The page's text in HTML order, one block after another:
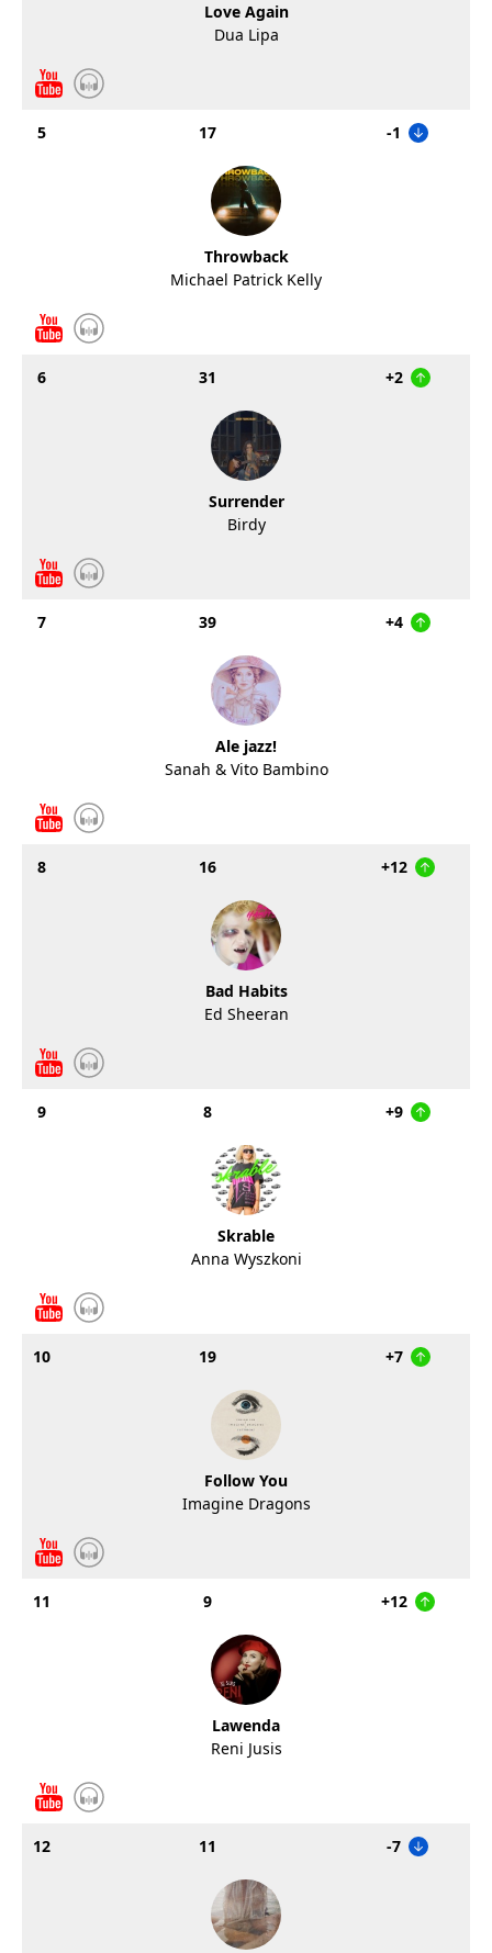
Love Again
Dua Lipa
5 17 -1
Throwback
Michael Patrick Kelly
6 31 +2
Surrender
Birdy
7 39 +4
Ale jazz!
Sanah & Vito Bambino
8 16 +12
Bad Habits
Ed Sheeran
9 8 +9
Skrable
Anna Wyszkoni
10 19 +7
Follow You
Imagine Dragons
11 9 +12
Lawenda
Reni Jusis
12 11 -7